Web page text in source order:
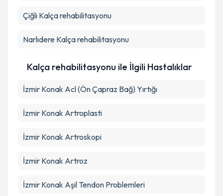
Çiğli Kalça rehabilitasyonu
Narlıdere Kalça rehabilitasyonu
Kalça rehabilitasyonu ile İlgili Hastalıklar
İzmir Konak Acl (Ön Çapraz Bağ) Yırtığı
İzmir Konak Artroplasti
İzmir Konak Artroskopi
İzmir Konak Artroz
İzmir Konak Aşil Tendon Problemleri